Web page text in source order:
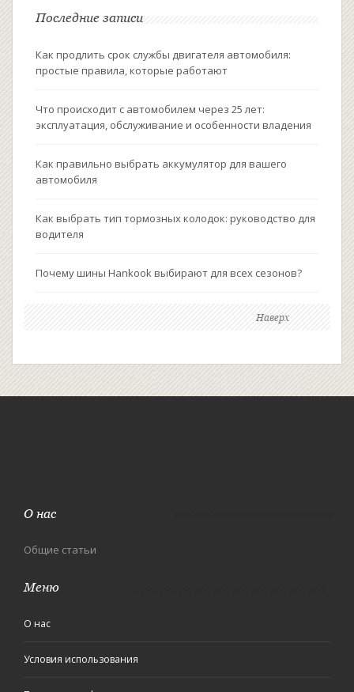
Последние записи
Как продлить срок службы двигателя автомобиля:
простые правила, которые работают
Что происходит с автомобилем через 25 лет:
эксплуатация, обслуживание и особенности владения
Как правильно выбрать аккумулятор для вашего
автомобиля
Как выбрать тип тормозных колодок: руководство для
водителя
Почему шины Hankook выбирают для всех сезонов?
Наверх
О нас
Общие статьи
Меню
О нас
Условия использования